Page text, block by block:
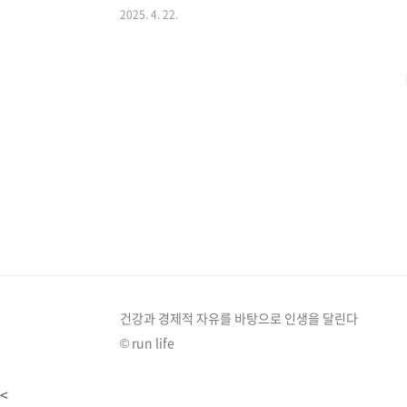
지를 소개해 드리겠습니다. 꿈은 참고용으로만 해석하
2025. 4. 22.
건강과 경제적 자유를 바탕으로 인생을 달린다
© run life
<